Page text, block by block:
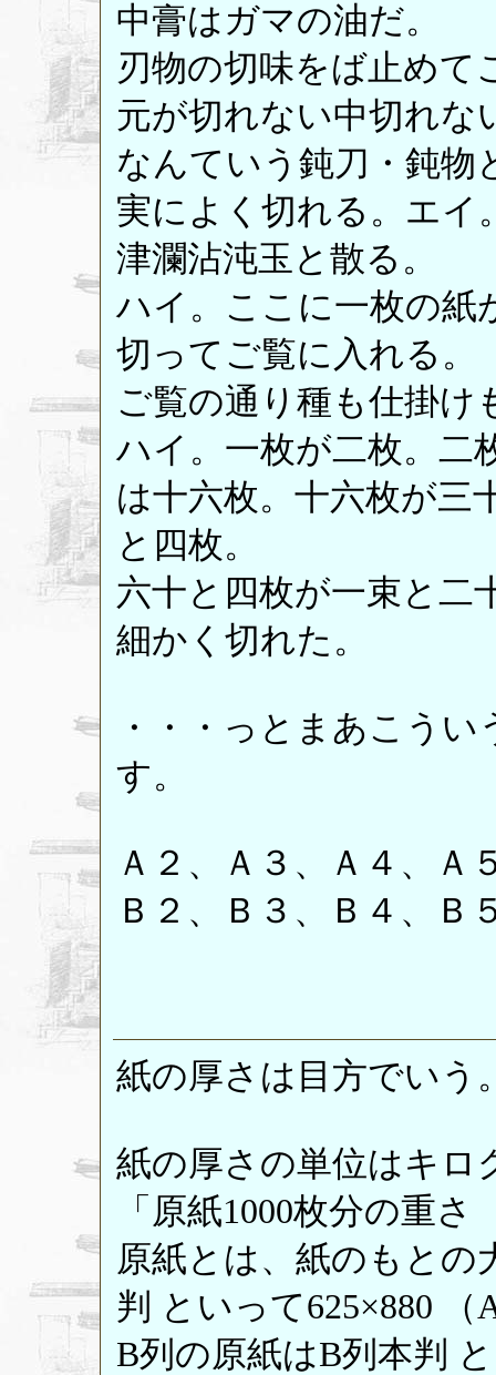
中膏はガマの油だ。
刃物の切味をば止めて
元が切れない中切れな
なんていう鈍刀・鈍物
実によく切れる。エイ
津瀾沾沌玉と散る。
ハイ。ここに一枚の紙
切ってご覧に入れる。
ご覧の通り種も仕掛け
ハイ。一枚が二枚。二
は十六枚。十六枚が三
と四枚。
六十と四枚が一束と二
細かく切れた。
・・・っとまあこう
す。
Ａ２、Ａ３、Ａ４、Ａ
Ｂ２、Ｂ３、Ｂ４、Ｂ
紙の厚さは目方でいう
紙の厚さの単位はキ
「原紙1000枚分の重
原紙とは、紙のもとの
判 といって625×880 （
B列の原紙はB列本判